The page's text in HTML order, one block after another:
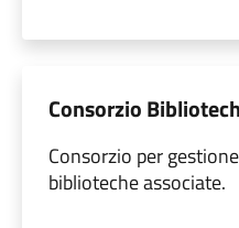
Consorzio
Consorzio per
biblioteche associate.